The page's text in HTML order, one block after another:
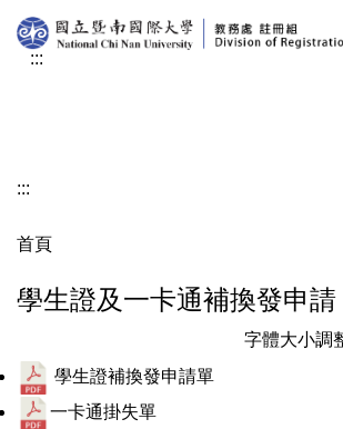
跳
到
:::
:::
首頁
學生證及一卡通補換發申請
字體大小調
學生證補換發申請單
一卡通掛失單